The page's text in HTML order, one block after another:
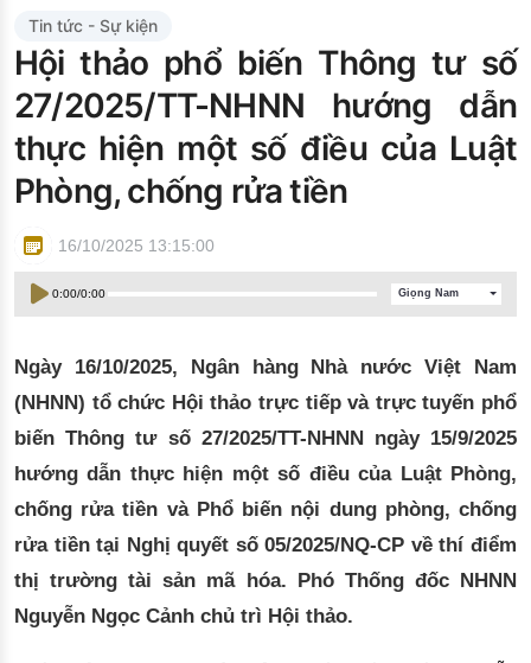
Đào tạo ISO
Tin tức - Sự kiện
Hội thảo phổ biến Thông tư số
27/2025/TT-NHNN hướng dẫn
thực hiện một số điều của Luật
Phòng, chống rửa tiền
16/10/2025 13:15:00
0:00/0:00 Giọng Nam
Ngày 16/10/2025, Ngân hàng Nhà nước Việt Nam
(NHNN) tổ chức Hội thảo trực tiếp và trực tuyến phổ
biến Thông tư số 27/2025/TT-NHNN ngày 15/9/2025
hướng dẫn thực hiện một số điều của Luật Phòng,
chống rửa tiền và Phổ biến nội dung phòng, chống
rửa tiền tại Nghị quyết số 05/2025/NQ-CP về thí điểm
thị trường tài sản mã hóa. Phó Thống đốc NHNN
Nguyễn Ngọc Cảnh chủ trì Hội thảo.